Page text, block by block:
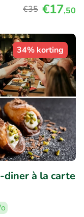
€35 €17,50
34% korting
à la carte